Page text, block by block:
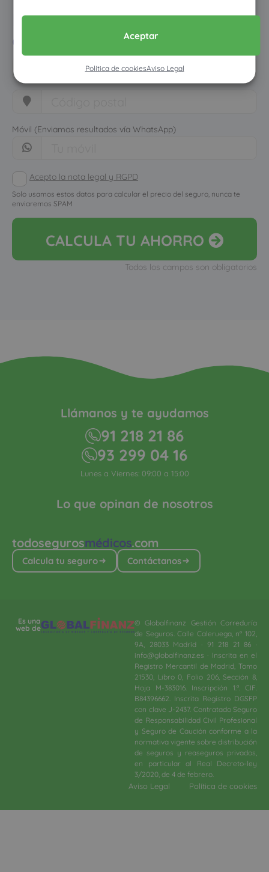
Aceptar
Política de cookiesAviso Legal
Pon tus datos y descubre
cuánto dinero ahorrarías
Móvil (Enviamos resultados vía WhatsApp)
Acepto la nota legal y RGPD
Solo usamos estos datos para calcular el precio del seguro, nunca te
enviaremos SPAM
CALCULA TU AHORRO
Todos los campos son obligatorios
todosegurosmédicos.com
Calcula tu seguro Contáctanos
Lo que opinan de nosotros
Llámanos y te ayudamos
91 218 21 86
93 299 04 16
Lunes a Viernes: 09:00 a 15:00
Es una
web de
© Globalfinanz Gestión Correduría
de Seguros. Calle Caleruega, nº 102,
9A, 28033 Madrid · 91 218 21 86 ·
info@globalfinanz.es · Inscrita en el
Registro Mercantil de Madrid, Tomo
21530, Libro 0, Folio 206, Sección 8,
Hoja M-383016. Inscripción 1.ª. CIF.
B84396662. Inscrita Registro DGSFP
con clave J-2437. Contratado Seguro
de Responsabilidad Civil Profesional
y Seguro de Caución conforme a la
normativa vigente sobre distribución
de seguros y reaseguros privados,
en particular al Real Decreto-ley
3/2020, de 4 de febrero.​
Aviso Legal Política de cookies